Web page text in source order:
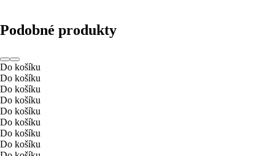
Podobné produkty
Do košíku
Do košíku
Do košíku
Do košíku
Do košíku
Do košíku
Do košíku
Do košíku